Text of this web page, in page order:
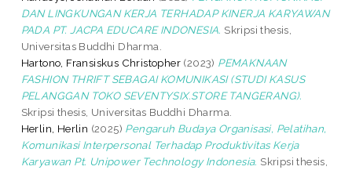
DAN LINGKUNGAN KERJA TERHADAP KINERJA KARYAWAN
PADA PT. JACPA EDUCARE INDONESIA. Skripsi thesis,
Universitas Buddhi Dharma.
Hartono, Fransiskus Christopher (2023) PEMAKNAAN
FASHION THRIFT SEBAGAI KOMUNIKASI (STUDI KASUS
PELANGGAN TOKO SEVENTYSIX.STORE TANGERANG).
Skripsi thesis, Universitas Buddhi Dharma.
Herlin, Herlin (2025) Pengaruh Budaya Organisasi, Pelatihan,
Komunikasi Interpersonal Terhadap Produktivitas Kerja
Karyawan Pt. Unipower Technology Indonesia. Skripsi thesis,